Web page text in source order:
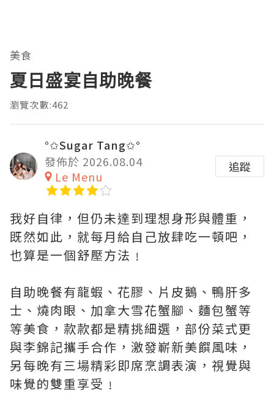
美食
夏日盛宴自助晚餐
瀏覽次數:462
°✩Sugar Tang✩°
發佈於 2026.08.04
Le Menu
追蹤
我好自律，但仍未達到理想身形與體重，
既然如此，就每月給自己放肆吃一頓吧，
也算是一個舒壓方法﹗
自助晚餐有龍蝦、花膠、片皮鵝、鴨肝多
士、燒肉眼、加拿大雪花蟹腳、麵包蟹等
等美食，款款都是精挑細選，部份菜式更
與李錦記攜手合作，激發嶄新美饌風味，
另每晚有三場精彩即席烹調表演，視覺與
味覺的雙重享受﹗